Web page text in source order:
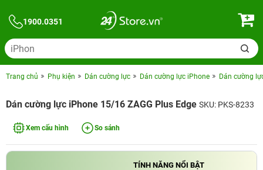
1900.0351
Trang chủ Phụ kiện Dán cường lực Dán cường lực iPhone Dán cường
Dán cường lực iPhone 15/16 ZAGG Plus Edge SKU: PKS-8233
Xem cấu hình So sánh
TÍNH NĂNG NỔI BẬT